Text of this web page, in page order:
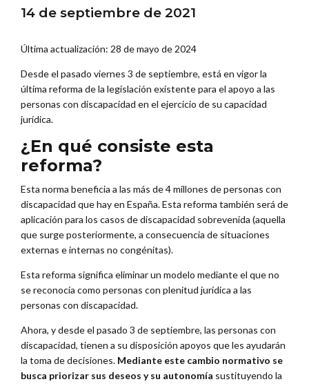
14 de septiembre de 2021
Última actualización: 28 de mayo de 2024
Desde el pasado viernes 3 de septiembre, está en vigor la
última reforma de la legislación existente para el apoyo a las
personas con discapacidad en el ejercicio de su capacidad
jurídica.
¿En qué consiste esta
reforma?
Esta norma beneficia a las más de 4 millones de personas con
discapacidad que hay en España. Esta reforma también será de
aplicación para los casos de discapacidad sobrevenida (aquella
que surge posteriormente, a consecuencia de situaciones
externas e internas no congénitas).
Esta reforma significa eliminar un modelo mediante el que no
se reconocía como personas con plenitud jurídica a las
personas con discapacidad.
Ahora, y desde el pasado 3 de septiembre, las personas con
discapacidad, tienen a su disposición apoyos que les ayudarán
la toma de decisiones. Mediante este cambio normativo se
busca priorizar sus deseos y su autonomía sustituyendo la